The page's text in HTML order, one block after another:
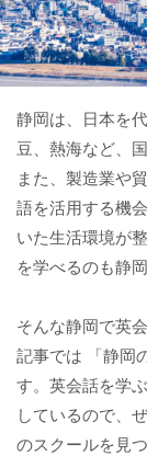
静岡は、日本を
豆、熱海など、
また、製造業や
語を活用する機
いた生活環境が
を学べるのも静
そんな静岡で英
記事では 「静岡
す。英会話を学
しているので、
のスクールを見